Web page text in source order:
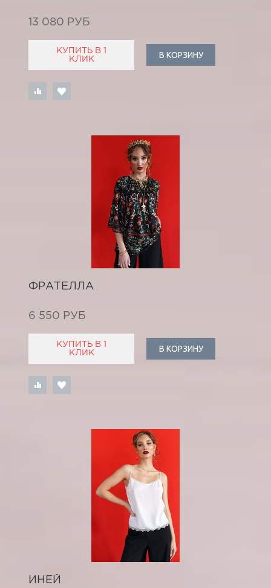
13 080 РУБ
КУПИТЬ В 1
КЛИК
В КОРЗИНУ
ФРАТЕЛЛА
6 550 РУБ
КУПИТЬ В 1
КЛИК
В КОРЗИНУ
ИНЕЙ